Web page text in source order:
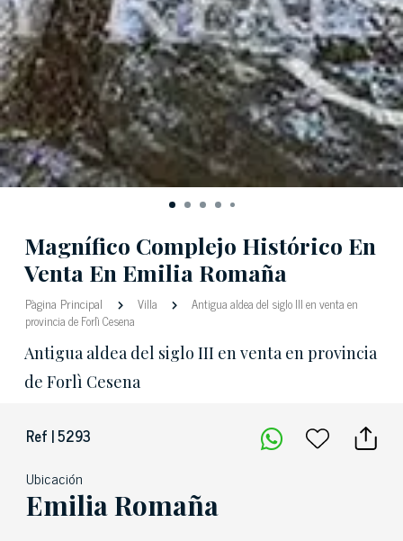
Magnífico Complejo Histórico En
Venta En Emilia Romaña
Pàgina Principal Villa
Antigua aldea del siglo III en venta en
provincia de Forlì Cesena
Antigua aldea del siglo III en venta en provincia
de Forlì Cesena
Ref | 5293
Ubicación
Emilia Romaña